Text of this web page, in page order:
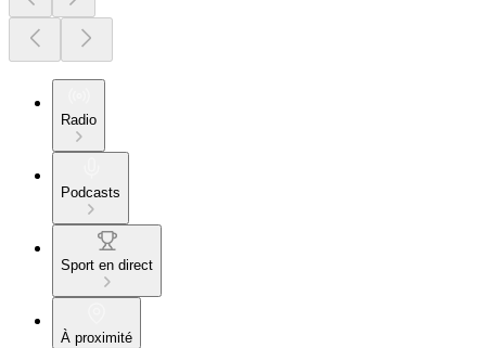
Radio
Podcasts
Sport en direct
À proximité